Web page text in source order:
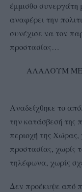
έμμισθο συνεργάτη
αναφέρει την
συνέχισε να τον
προστασίας…
ΑΛΑΛΟΥΜ ΜΕ
Αναδείχθηκε το
την κατάσβεσή της
περιοχή της Χώρας,
προστασίας, χωρίς
τηλέφωνα, χωρίς
Δεν προέκυψε από